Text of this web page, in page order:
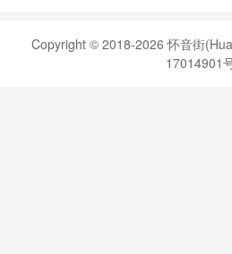
Copyright © 2018-2026 怀音街
17014901